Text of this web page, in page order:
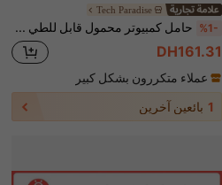
Tech Paradise
%1- حامل كمبيوتر محمول قابل للطي وقابل للتعديل من HP، مع تبديد الحرارة، تصميم رفع وتعليق، مضاد للانزلاق
DH161.31
عملاء متكررون بشكل كبير
1 بائعين آخرين